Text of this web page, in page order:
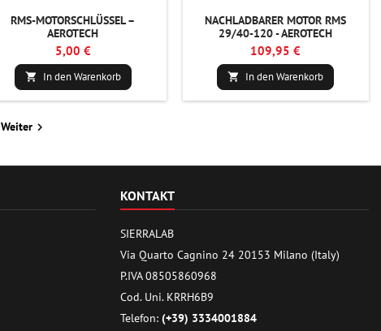
RMS-MOTORSCHLÜSSEL –
AEROTECH
5,00 €
 In den Warenkorb
NACHLADBARER MOTOR RMS
29/40-120 - AEROTECH
109,95 €
 In den Warenkorb
Weiter
KONTAKT
SIERRALAB
Via Quarto Cagnino 24 20153 Milano (Italy)
P.IVA 08505860968
Cod. Uni. KRRH6B9
Telefon: (+39) 3334001884